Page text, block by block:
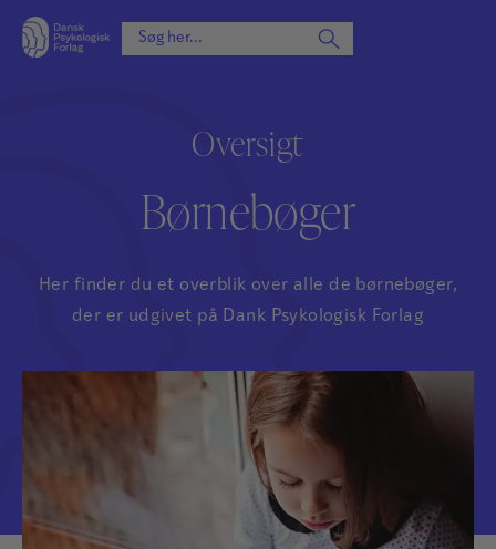
Oversigt
Børnebøger
Her finder du et overblik over alle de børnebøger,
der er udgivet på Dank Psykologisk Forlag